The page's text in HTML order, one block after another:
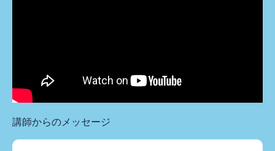
講師からのメッセージ